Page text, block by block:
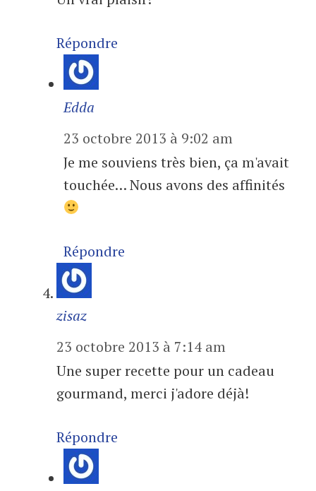
Répondre
Edda
23 octobre 2013 à 9:02 am
Je me souviens très bien, ça m'avait
touchée… Nous avons des affinités
Répondre
zisaz
23 octobre 2013 à 7:14 am
Une super recette pour un cadeau
gourmand, merci j'adore déjà!
Répondre